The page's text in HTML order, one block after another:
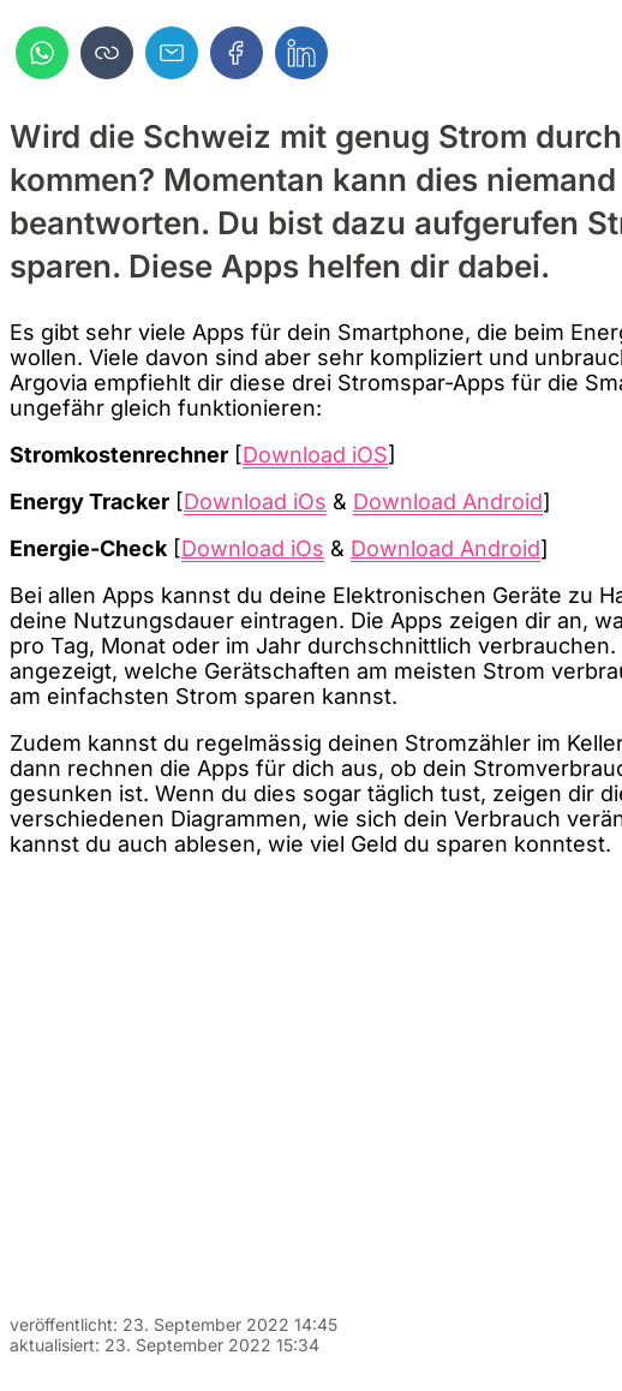
Wird die Schweiz mit genug Strom
kommen? Momentan kann dies niemand
beantworten. Du bist dazu aufgerufen
sparen. Diese Apps helfen dir dabei.
Es gibt sehr viele Apps für dein Smartphone, die beim
wollen. Viele davon sind aber sehr kompliziert und
Argovia empfiehlt dir diese drei Stromspar-Apps für die
ungefähr gleich funktionieren:
Stromkostenrechner [Download iOS]
Energy Tracker [Download iOs & Download Android]
Energie-Check [Download iOs & Download Android]
Bei allen Apps kannst du deine Elektronischen Geräte zu
deine Nutzungsdauer eintragen. Die Apps zeigen dir an,
pro Tag, Monat oder im Jahr durchschnittlich
angezeigt, welche Gerätschaften am meisten Strom
am einfachsten Strom sparen kannst.
Zudem kannst du regelmässig deinen Stromzähler im
dann rechnen die Apps für dich aus, ob dein
gesunken ist. Wenn du dies sogar täglich tust, zeigen dir
verschiedenen Diagrammen, wie sich dein Verbrauch
kannst du auch ablesen, wie viel Geld du sparen konntest.
veröffentlicht: 23. September 2022 14:45
aktualisiert: 23. September 2022 15:34